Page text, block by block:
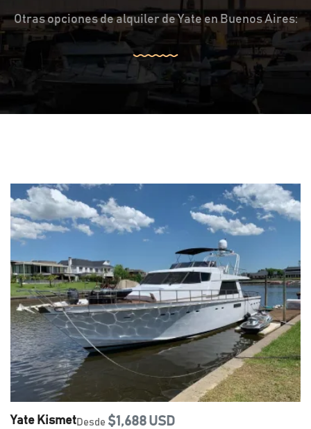
Otras opciones de alquiler de Yate en Buenos Aires:
Yate KismetDesde $1,688 USD